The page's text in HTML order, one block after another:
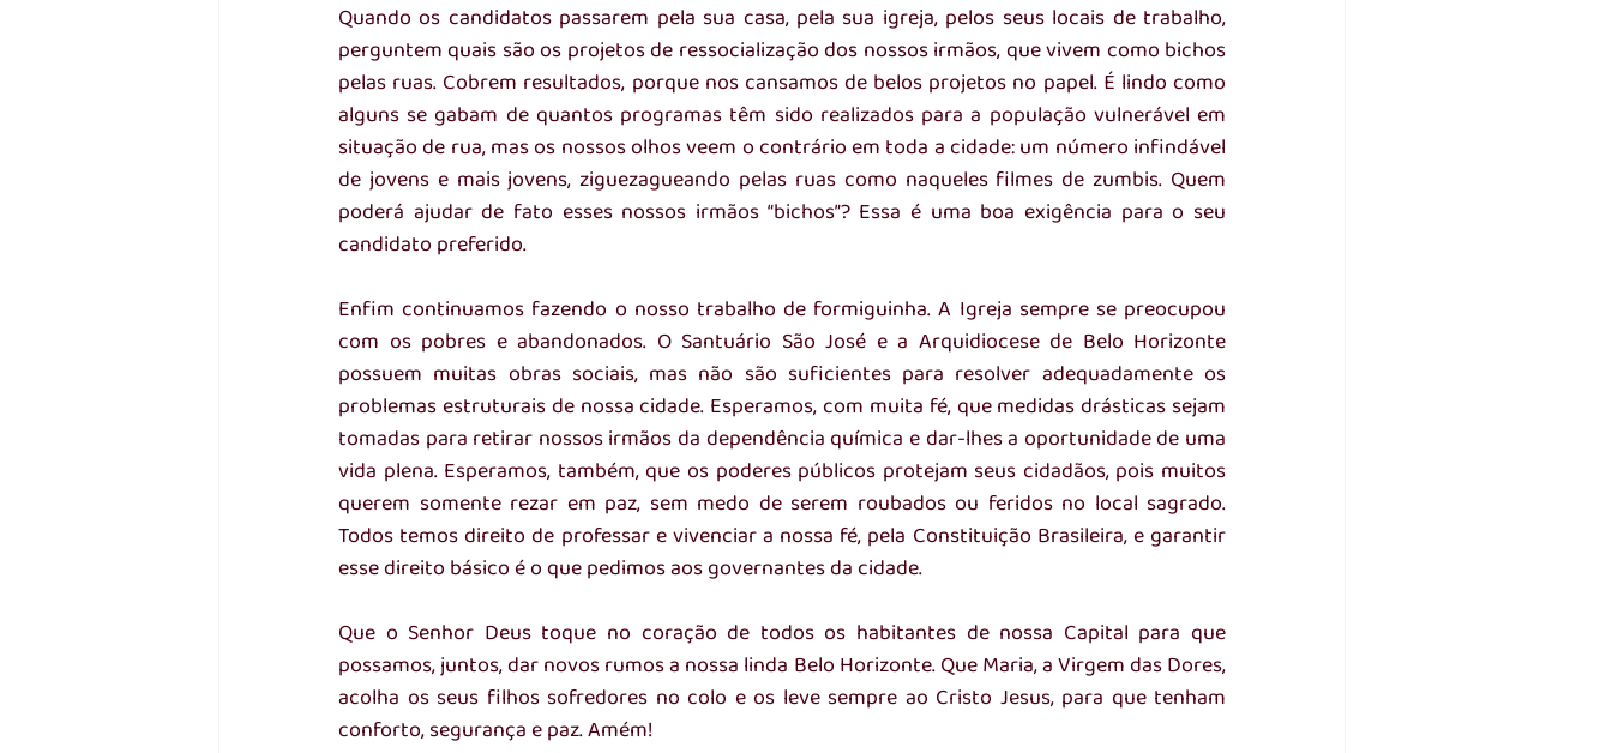
Quando os candidatos passarem pela sua casa, pela sua igreja, pelos seus locais de trabalho,
perguntem quais são os projetos de ressocialização dos nossos irmãos, que vivem como bichos
pelas ruas. Cobrem resultados, porque nos cansamos de belos projetos no papel. É lindo como
alguns se gabam de quantos programas têm sido realizados para a população vulnerável em
situação de rua, mas os nossos olhos veem o contrário em toda a cidade: um número infindável
de jovens e mais jovens, ziguezagueando pelas ruas como naqueles filmes de zumbis. Quem
poderá ajudar de fato esses nossos irmãos “bichos”? Essa é uma boa exigência para o seu
candidato preferido.
Enfim continuamos fazendo o nosso trabalho de formiguinha. A Igreja sempre se preocupou
com os pobres e abandonados. O Santuário São José e a Arquidiocese de Belo Horizonte
possuem muitas obras sociais, mas não são suficientes para resolver adequadamente os
problemas estruturais de nossa cidade. Esperamos, com muita fé, que medidas drásticas sejam
tomadas para retirar nossos irmãos da dependência química e dar-lhes a oportunidade de uma
vida plena. Esperamos, também, que os poderes públicos protejam seus cidadãos, pois muitos
querem somente rezar em paz, sem medo de serem roubados ou feridos no local sagrado.
Todos temos direito de professar e vivenciar a nossa fé, pela Constituição Brasileira, e garantir
esse direito básico é o que pedimos aos governantes da cidade.
Que o Senhor Deus toque no coração de todos os habitantes de nossa Capital para que
possamos, juntos, dar novos rumos a nossa linda Belo Horizonte. Que Maria, a Virgem das Dores,
acolha os seus filhos sofredores no colo e os leve sempre ao Cristo Jesus, para que tenham
conforto, segurança e paz. Amém!